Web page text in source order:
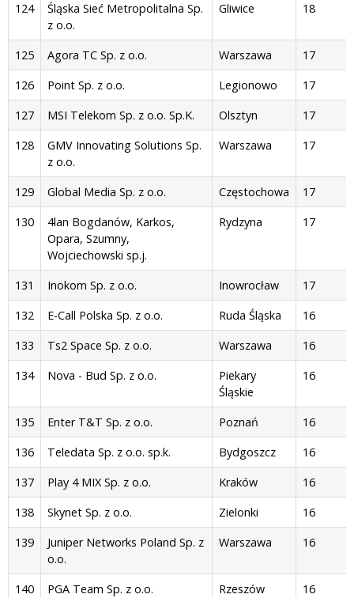
124
Śląska Sieć Metropolitalna Sp.
z o.o.
Gliwice 18
125 Agora TC Sp. z o.o. Warszawa
17
126
Point Sp. z o.o. Legionowo
17
127
MSI Telekom Sp. z o.o. Sp.K. Olsztyn
17
128
GMV Innovating Solutions Sp.
z o.o.
Warszawa 17
129 Global Media Sp. z o.o. Częstochowa
17
130
4lan Bogdanów, Karkos,
Opara, Szumny,
Wojciechowski sp.j.
Rydzyna 17
131 Inokom Sp. z o.o. Inowrocław
17
132
E-Call Polska Sp. z o.o. Ruda Śląska
16
133
Ts2 Space Sp. z o.o. Warszawa
16
134
Nova - Bud Sp. z o.o.
Piekary
Śląskie
16
135 Enter T&T Sp. z o.o. Poznań
16
136
Teledata Sp. z o.o. sp.k. Bydgoszcz
16
137
Play 4 MIX Sp. z o.o. Kraków
16
138
Skynet Sp. z o.o. Zielonki
16
139
Juniper Networks Poland Sp. z
o.o.
Warszawa 16
140 PGA Team Sp. z o.o. Rzeszów
16